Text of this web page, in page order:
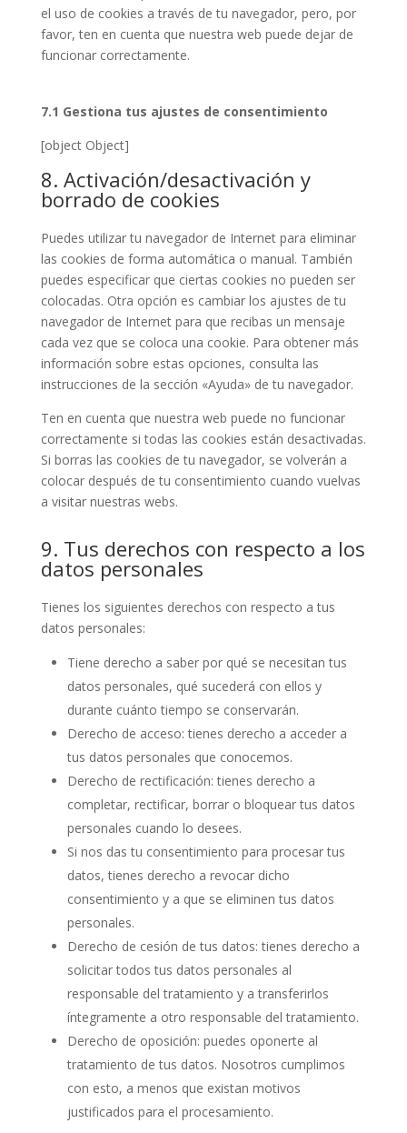
el uso de cookies a través de tu navegador, pero, por
favor, ten en cuenta que nuestra web puede dejar de
funcionar correctamente.
7.1 Gestiona tus ajustes de consentimiento
[object Object]
8. Activación/desactivación y
borrado de cookies
Puedes utilizar tu navegador de Internet para eliminar
las cookies de forma automática o manual. También
puedes especificar que ciertas cookies no pueden ser
colocadas. Otra opción es cambiar los ajustes de tu
navegador de Internet para que recibas un mensaje
cada vez que se coloca una cookie. Para obtener más
información sobre estas opciones, consulta las
instrucciones de la sección «Ayuda» de tu navegador.
Ten en cuenta que nuestra web puede no funcionar
correctamente si todas las cookies están desactivadas.
Si borras las cookies de tu navegador, se volverán a
colocar después de tu consentimiento cuando vuelvas
a visitar nuestras webs.
9. Tus derechos con respecto a los
datos personales
Tienes los siguientes derechos con respecto a tus
datos personales:
Tiene derecho a saber por qué se necesitan tus
datos personales, qué sucederá con ellos y
durante cuánto tiempo se conservarán.
Derecho de acceso: tienes derecho a acceder a
tus datos personales que conocemos.
Derecho de rectificación: tienes derecho a
completar, rectificar, borrar o bloquear tus datos
personales cuando lo desees.
Si nos das tu consentimiento para procesar tus
datos, tienes derecho a revocar dicho
consentimiento y a que se eliminen tus datos
personales.
Derecho de cesión de tus datos: tienes derecho a
solicitar todos tus datos personales al
responsable del tratamiento y a transferirlos
íntegramente a otro responsable del tratamiento.
Derecho de oposición: puedes oponerte al
tratamiento de tus datos. Nosotros cumplimos
con esto, a menos que existan motivos
justificados para el procesamiento.